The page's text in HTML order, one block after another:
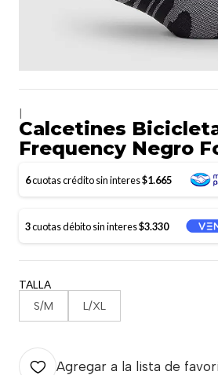
Calcetines
Frequency Negro
6cuotas crédito sin interes$1.665
3cuotas débito sin interes$3.330
TALLA
S/M L/XL
Agregar a la lista de